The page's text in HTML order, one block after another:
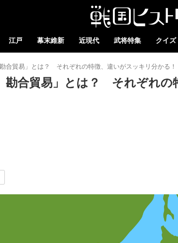
江戸 幕末維新 近現代 武将特集 クイズ
合貿易」とは？ それぞれの特徴、違いがスッキリ分かる！
勘合貿易」とは？ それぞれの